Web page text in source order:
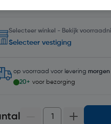
Selecteer winkel - Bekijk
Selecteer vestiging
op voorraad voor levering morgen
20+ voor bezorging